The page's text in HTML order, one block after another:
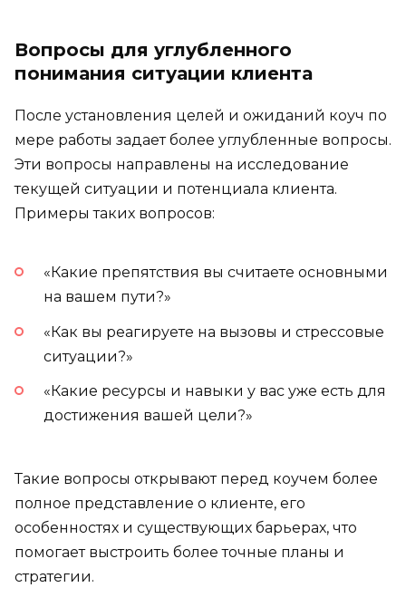
Вопросы для углубленного
понимания ситуации клиента
После установления целей и ожиданий коуч по
мере работы задает более углубленные вопросы.
Эти вопросы направлены на исследование
текущей ситуации и потенциала клиента.
Примеры таких вопросов:
«Какие препятствия вы считаете основными
на вашем пути?»
«Как вы реагируете на вызовы и стрессовые
ситуации?»
«Какие ресурсы и навыки у вас уже есть для
достижения вашей цели?»
Такие вопросы открывают перед коучем более
полное представление о клиенте, его
особенностях и существующих барьерах, что
помогает выстроить более точные планы и
стратегии.